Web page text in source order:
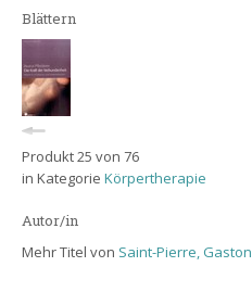
Blättern
Produkt 25 von 76
in Kategorie Körpertherapie
Autor/in
Mehr Titel von Saint-Pierre, Gaston